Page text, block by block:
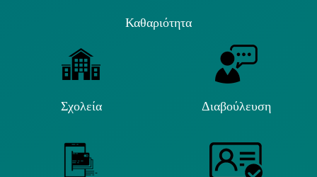
Καθαριότητα
Σχολεία Διαβούλευση